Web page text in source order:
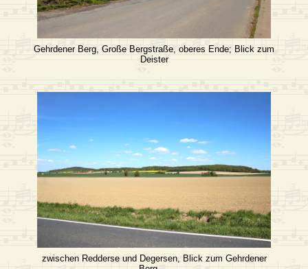
Gehrdener Berg, Große Bergstraße, oberes Ende; Blick zum
Deister
zwischen Redderse und Degersen, Blick zum Gehrdener